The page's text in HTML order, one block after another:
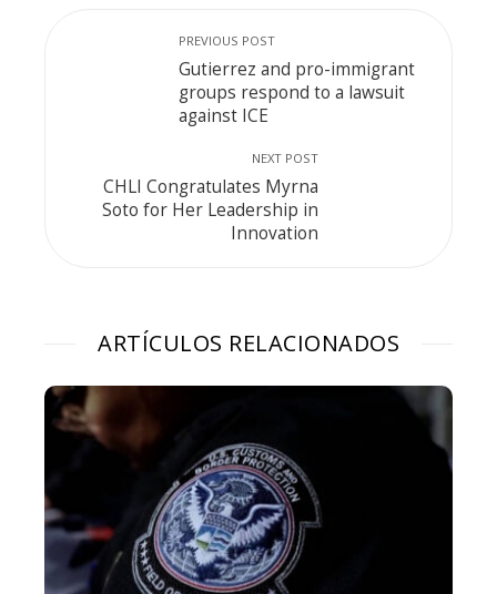
PREVIOUS POST
Gutierrez and pro-immigrant
groups respond to a lawsuit
against ICE
NEXT POST
CHLI Congratulates Myrna
Soto for Her Leadership in
Innovation
ARTÍCULOS RELACIONADOS